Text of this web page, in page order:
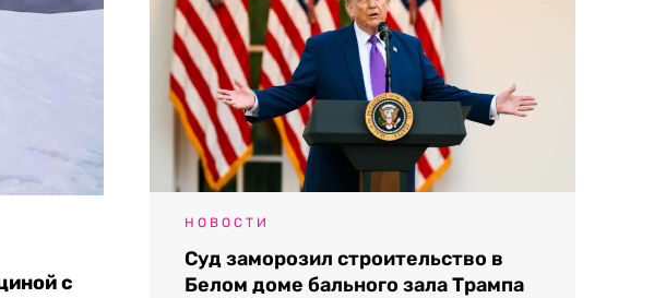
с
НОВОСТИ
Суд заморозил строительство в
Белом доме бального зала Трампа